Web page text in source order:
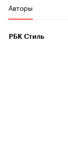
Авторы
РБК Стиль